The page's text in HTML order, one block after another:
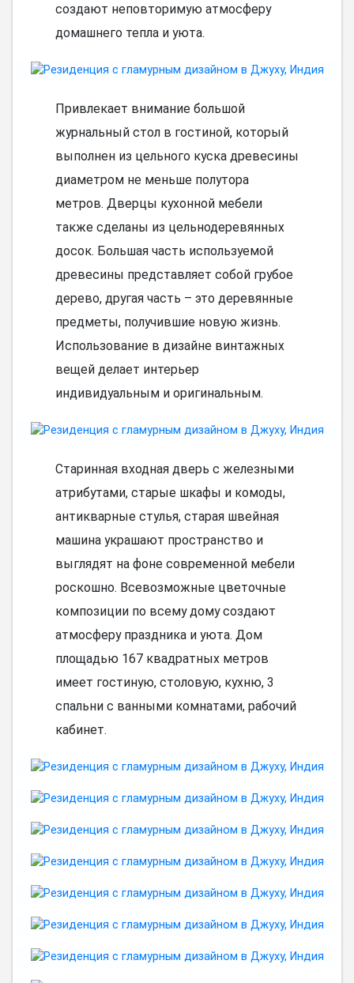
создают неповторимую атмосферу
домашнего тепла и уюта.
Привлекает внимание большой
журнальный стол в гостиной, который
выполнен из цельного куска древесины
диаметром не меньше полутора
метров. Дверцы кухонной мебели
также сделаны из цельнодеревянных
досок. Большая часть используемой
древесины представляет собой грубое
дерево, другая часть – это деревянные
предметы, получившие новую жизнь.
Использование в дизайне винтажных
вещей делает интерьер
индивидуальным и оригинальным.
Старинная входная дверь с железными
атрибутами, старые шкафы и комоды,
антикварные стулья, старая швейная
машина украшают пространство и
выглядят на фоне современной мебели
роскошно. Всевозможные цветочные
композиции по всему дому создают
атмосферу праздника и уюта. Дом
площадью 167 квадратных метров
имеет гостиную, столовую, кухню, 3
спальни с ванными комнатами, рабочий
кабинет.